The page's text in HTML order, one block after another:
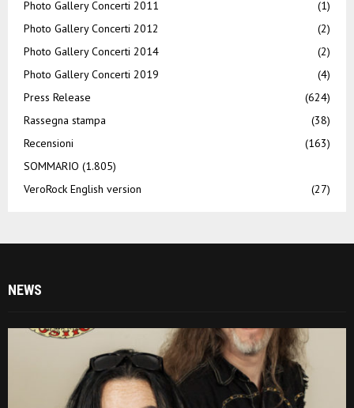
Photo Gallery Concerti 2011
(1)
Photo Gallery Concerti 2012
(2)
Photo Gallery Concerti 2014
(2)
Photo Gallery Concerti 2019
(4)
Press Release
(624)
Rassegna stampa
(38)
Recensioni
(163)
SOMMARIO (1.805)
VeroRock English version
(27)
NEWS